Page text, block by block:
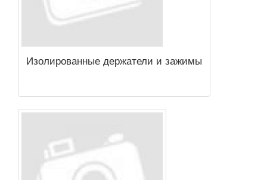
Изолированные держатели и зажимы